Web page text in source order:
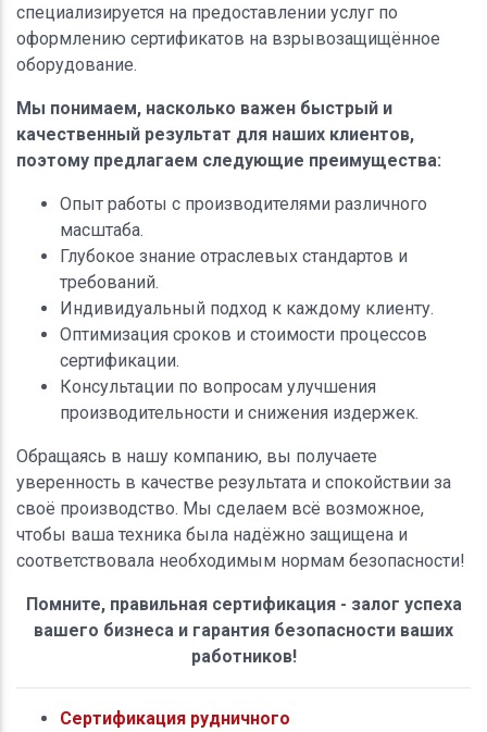
специализируется на предоставлении услуг по
оформлению сертификатов на взрывозащищённое
оборудование.
Мы понимаем, насколько важен быстрый и
качественный результат для наших клиентов,
поэтому предлагаем следующие преимущества:
Опыт работы с производителями различного
масштаба.
Глубокое знание отраслевых стандартов и
требований.
Индивидуальный подход к каждому клиенту.
Оптимизация сроков и стоимости процессов
сертификации.
Консультации по вопросам улучшения
производительности и снижения издержек.
Обращаясь в нашу компанию, вы получаете
уверенность в качестве результата и спокойствии за
своё производство. Мы сделаем всё возможное,
чтобы ваша техника была надёжно защищена и
соответствовала необходимым нормам безопасности!
Помните, правильная сертификация - залог успеха
вашего бизнеса и гарантия безопасности ваших
работников!
Сертификация рудничного